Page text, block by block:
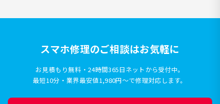
スマホ修理のご相談はお気軽に
お見積もり無料・24時間365日ネットから受付中。
最短10分・業界最安値1,980円〜で修理対応します。